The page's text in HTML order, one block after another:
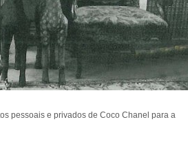
pessoais e privados de Coco Chanel para a